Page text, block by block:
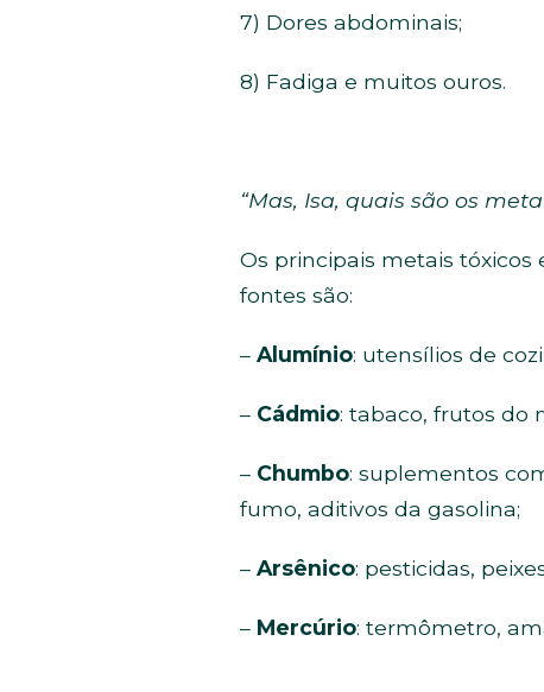
7) Dores abdominais;
8) Fadiga e muitos ouros.
“Mas, Isa, quais são os
Os principais metais
fontes são:
– Alumínio: utensílios de
– Cádmio: tabaco, frutos do
– Chumbo: suplementos
fumo, aditivos da gasolina;
– Arsênico: pesticidas,
– Mercúrio: termômetro,